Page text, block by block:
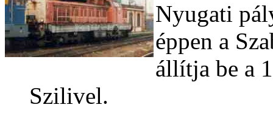
Nyugati
éppen a
állítja be a
Szilivel.